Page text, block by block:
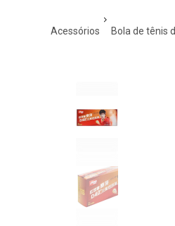
acessórios bola de tênis